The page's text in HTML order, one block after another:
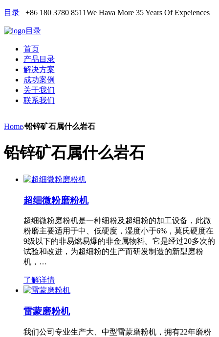
目录 +86 180 3780 8511We Hava More 35 Years Of Expeiences
目录
首页
产品目录
解决方案
成功案例
关于我们
联系我们
Home/铅锌矿石属什么岩石
铅锌矿石属什么岩石
超细微粉磨粉机
超细微粉磨粉机是一种细粉及超细粉的加工设备，此微
粉磨主要适用于中、低硬度，湿度小于6%，莫氏硬度在
9级以下的非易燃易爆的非金属物料。它是经过20多次的
试验和改进，为超细粉的生产而研发制造的新型磨粉
机，…
了解详情
雷蒙磨粉机
我们公司专业生产大、中型雷蒙磨粉机，拥有22年磨粉